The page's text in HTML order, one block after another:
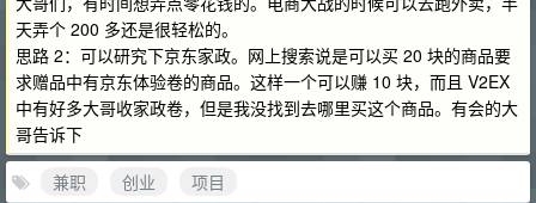
天弄个 200 多还是很轻松的。
思路 2：可以研究下京东家政。网上搜索说是可以买 20 块的商品要
求赠品中有京东体验卷的商品。这样一个可以赚 10 块，而且 V2EX
中有好多大哥收家政卷，但是我没找到去哪里买这个商品。有会的大
哥告诉下
兼职
创业
项目